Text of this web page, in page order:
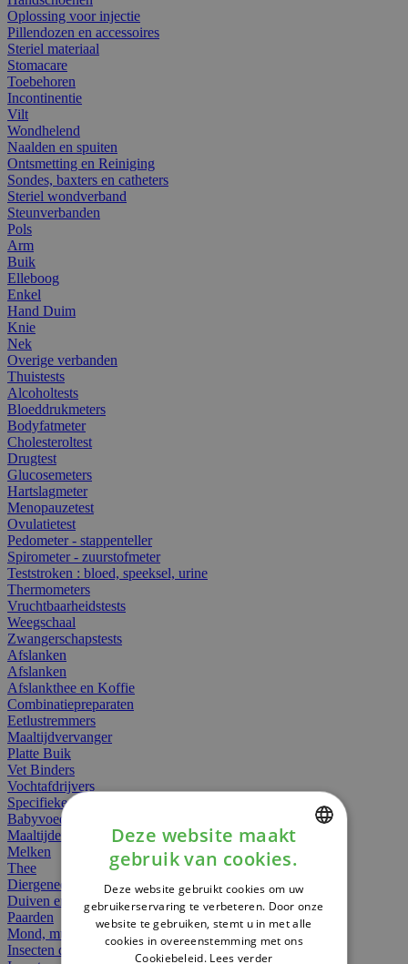
Oplossing voor injectie
Pillendozen en accessoires
Steriel materiaal
Stomacare
Toebehoren
Incontinentie
Vilt
Wondhelend
Naalden en spuiten
Ontsmetting en Reiniging
Sondes, baxters en catheters
Steriel wondverband
Steunverbanden
Pols
Arm
Buik
Elleboog
Enkel
Hand Duim
Knie
Nek
Overige verbanden
Thuistests
Alcoholtests
Bloeddrukmeters
Bodyfatmeter
Cholesteroltest
Drugtest
Glucosemeters
Hartslagmeter
Menopauzetest
Ovulatietest
Pedometer - stappenteller
Spirometer - zuurstofmeter
Teststroken : bloed, speeksel, urine
Thermometers
Vruchtbaarheidstests
Weegschaal
Zwangerschapstests
Afslanken
Afslanken
Afslankthee en Koffie
Combinatiepreparaten
Eetlustremmers
Maaltijdvervanger
Platte Buik
Vet Binders
Vochtafdrijvers
Specifieke Voeding
Babyvoeding
Maaltijden
Melken
Thee
Diergeneesmiddelen
Duiven en vogels
Paarden
Mond, muil of snavel
Insecten dieren
DUTCH
FRENCH
ENGLISH
Deze website maakt
gebruik van cookies.
Deze website gebruikt cookies om uw
gebruikerservaring te verbeteren. Door onze
website te gebruiken, stemt u in met alle
cookies in overeenstemming met ons
Cookiebeleid. Lees verder